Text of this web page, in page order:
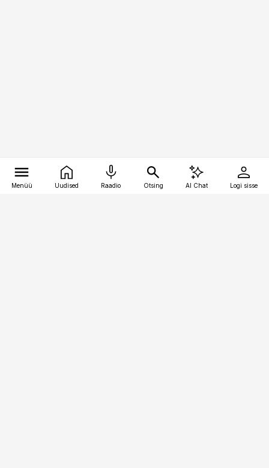
Menüü Uudised Raadio Otsing AI Chat Logi sisse